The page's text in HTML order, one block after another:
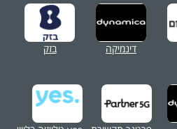
דינמיקה בזק